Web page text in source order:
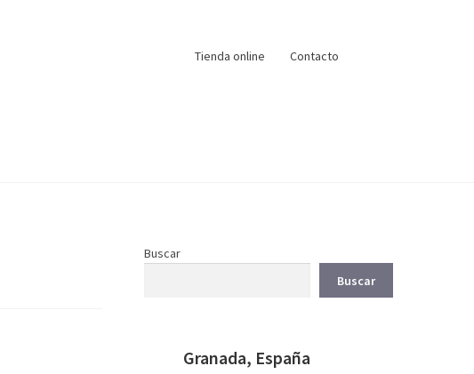
Tienda online Contacto
Buscar
Buscar
Granada, España